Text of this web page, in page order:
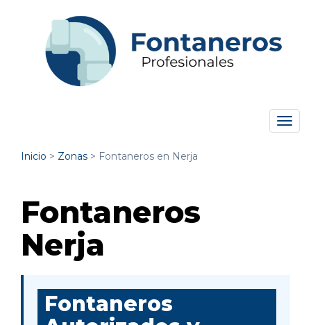
Inicio > Zonas > Fontaneros en Nerja
Fontaneros
Nerja
Fontaneros